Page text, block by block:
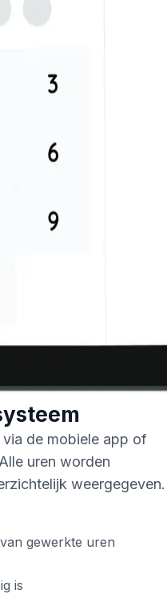
de mobiele app of
uren worden
weergegeven.
gewerkte uren
is